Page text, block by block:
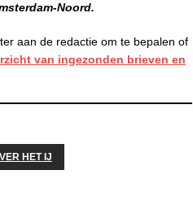
Noord.
aan de redactie om te bepalen of
van ingezonden brieven en
HET IJ